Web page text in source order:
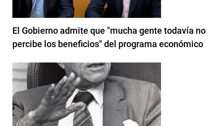
El Gobierno admite que "mucha gente todavía no
percibe los beneficios" del programa económico